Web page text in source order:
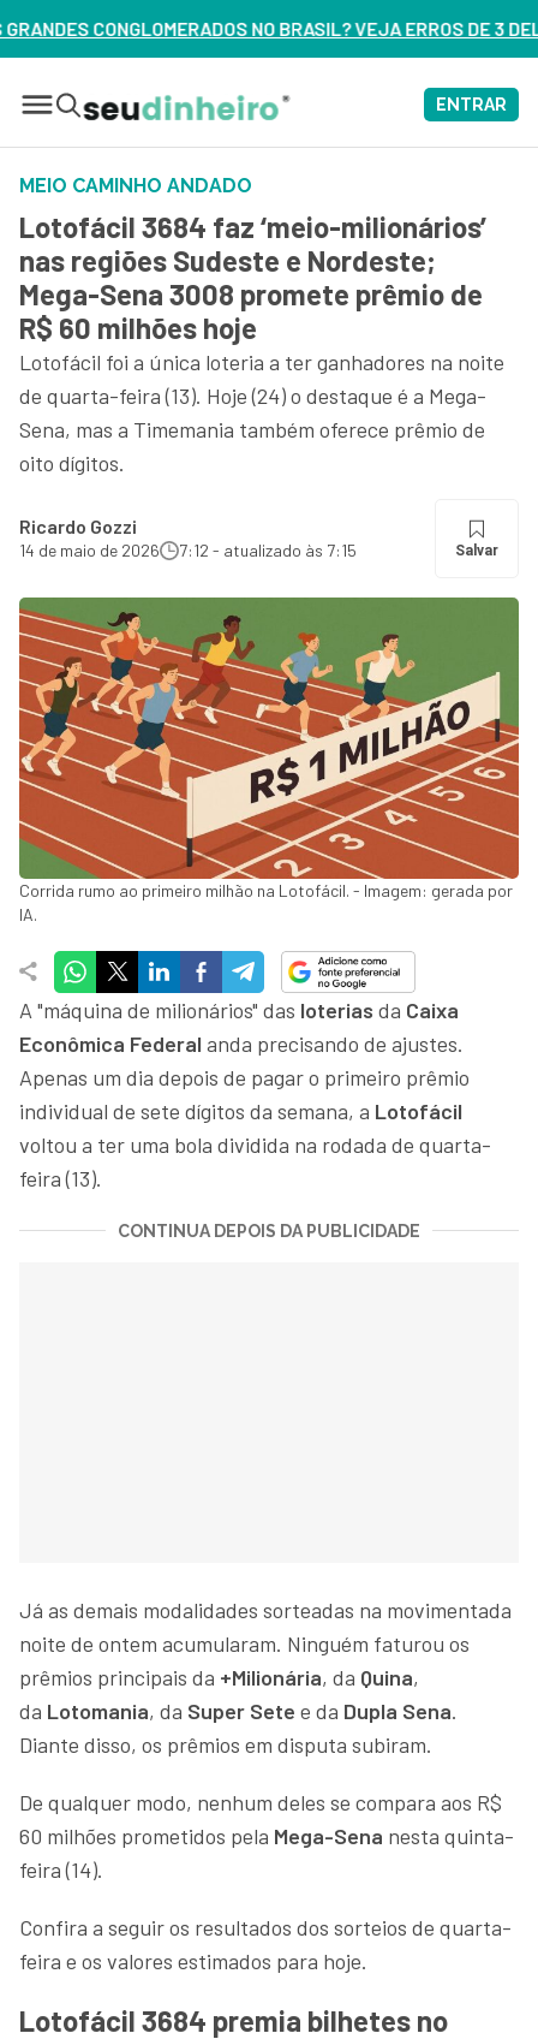
BRASIL? VEJA ERROS DE 3 DELES – ASSISTA AGORA
ENTRAR
MEIO CAMINHO ANDADO
Lotofácil 3684 faz ‘meio-milionários’
nas regiões Sudeste e Nordeste;
Mega-Sena 3008 promete prêmio de
R$ 60 milhões hoje
Lotofácil foi a única loteria a ter ganhadores na noite
de quarta-feira (13). Hoje (24) o destaque é a Mega-
Sena, mas a Timemania também oferece prêmio de
oito dígitos.
Ricardo Gozzi
14 de maio de 2026 7:12 - atualizado às 7:15 Salvar
Corrida rumo ao primeiro milhão na Lotofácil. - Imagem: gerada por
IA.
A "máquina de milionários" das loterias da Caixa
Econômica Federal anda precisando de ajustes.
Apenas um dia depois de pagar o primeiro prêmio
individual de sete dígitos da semana, a Lotofácil
voltou a ter uma bola dividida na rodada de quarta-
feira (13).
CONTINUA DEPOIS DA PUBLICIDADE
Já as demais modalidades sorteadas na movimentada
noite de ontem acumularam. Ninguém faturou os
prêmios principais da +Milionária, da Quina,
da Lotomania, da Super Sete e da Dupla Sena.
Diante disso, os prêmios em disputa subiram.
De qualquer modo, nenhum deles se compara aos R$
60 milhões prometidos pela Mega-Sena nesta quinta-
feira (14).
Confira a seguir os resultados dos sorteios de quarta-
feira e os valores estimados para hoje.
Lotofácil 3684 premia bilhetes no